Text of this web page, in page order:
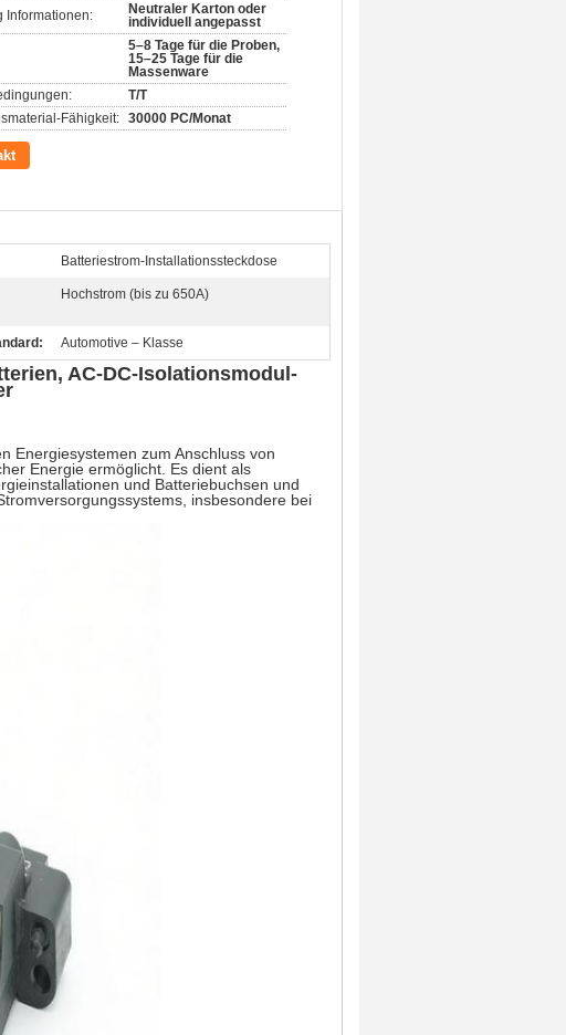
Informationen:
Neutraler Karton oder
individuell angepasst
5–8 Tage für die Proben,
15–25 Tage für die
Massenware
T/T
Fähigkeit: 30000 PC/Monat
Batteriestrom-Installationssteckdose
Hochstrom (bis zu 650A)
Automotive – Klasse
AC-DC-Isolationsmodul-
Energiesystemen zum Anschluss von
Energie ermöglicht. Es dient als
und Batteriebuchsen und
insbesondere bei